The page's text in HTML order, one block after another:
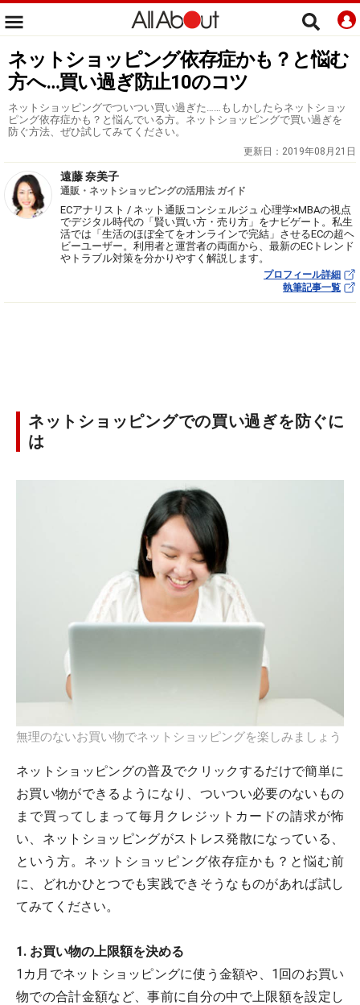
ネットショッピング依存症かも？と悩む
方へ…買い過ぎ防止10のコツ
ネットショッピングでついつい買い過ぎた……もしかしたらネットショッ
ピング依存症かも？と悩んでいる方。ネットショッピングで買い過ぎを
防ぐ方法、ぜひ試してみてください。
更新日： 2019年08月21日
遠藤 奈美子
通販・ネットショッピングの活用法 ガイド
ECアナリスト / ネット通販コンシェルジュ 心理学×MBAの視点
でデジタル時代の「賢い買い方・売り方」をナビゲート。私生
活では「生活のほぼ全てをオンラインで完結」させるECの超ヘ
ビーユーザー。利用者と運営者の両面から、最新のECトレンド
やトラブル対策を分かりやすく解説します。
プロフィール詳細
執筆記事一覧
ネットショッピングでの買い過ぎを防ぐに
は
無理のないお買い物でネットショッピングを楽しみましょう
ネットショッピングの普及でクリックするだけで簡単に
お買い物ができるようになり、ついつい必要のないもの
まで買ってしまって毎月クレジットカードの請求が怖
い、ネットショッピングがストレス発散になっている、
という方。ネットショッピング依存症かも？と悩む前
に、どれかひとつでも実践できそうなものがあれば試し
てみてください。
1. お買い物の上限額を決める
1カ月でネットショッピングに使う金額や、1回のお買い
物での合計金額など、事前に自分の中で上限額を設定し